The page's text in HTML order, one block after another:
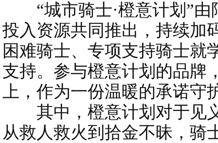
“城市骑士·橙意计划”由
投入资源共同推出，持续加
困难骑士、专项支持骑士就
支持。参与橙意计划的品牌
上，作为一份温暖的承诺守
其中，橙意计划对于见
从救人救火到拾金不昧，骑